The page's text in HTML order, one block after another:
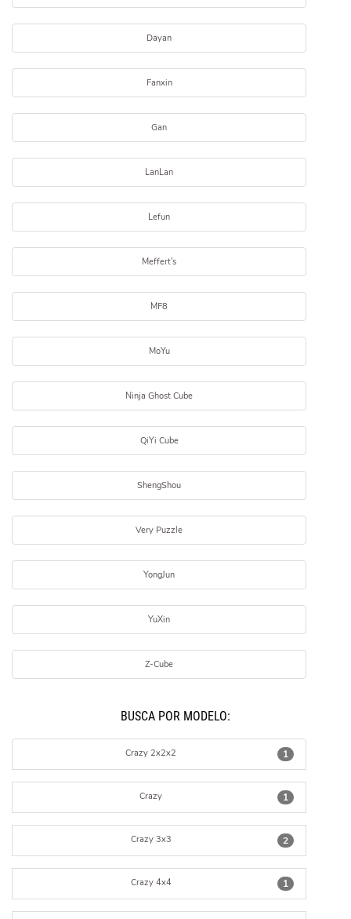
Dayan
Fanxin
Gan
LanLan
Lefun
Meffert's
MF8
MoYu
Ninja Ghost Cube
QiYi Cube
ShengShou
Very Puzzle
YongJun
YuXin
Z-Cube
BUSCÁ POR MODELO:
1
Crazy 2x2x2
1
Crazy
2
Crazy 3x3
1
Crazy 4x4